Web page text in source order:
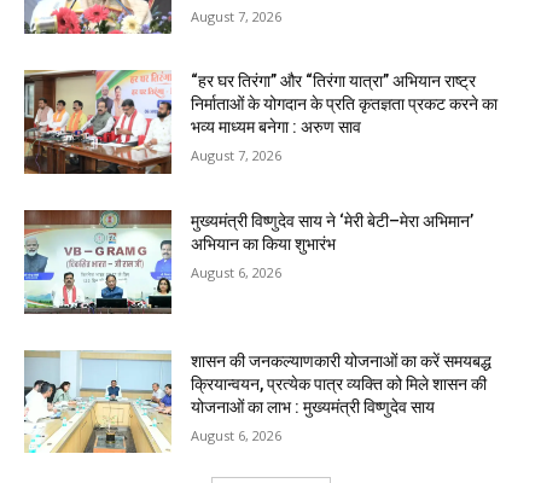
August 7, 2026
“हर घर तिरंगा” और “तिरंगा यात्रा” अभियान राष्ट्र
निर्माताओं के योगदान के प्रति कृतज्ञता प्रकट करने का
भव्य माध्यम बनेगा : अरुण साव
August 7, 2026
मुख्यमंत्री विष्णुदेव साय ने ‘मेरी बेटी–मेरा अभिमान’
अभियान का किया शुभारंभ
August 6, 2026
शासन की जनकल्याणकारी योजनाओं का करें समयबद्ध
क्रियान्वयन, प्रत्येक पात्र व्यक्ति को मिले शासन की
योजनाओं का लाभ : मुख्यमंत्री विष्णुदेव साय
August 6, 2026